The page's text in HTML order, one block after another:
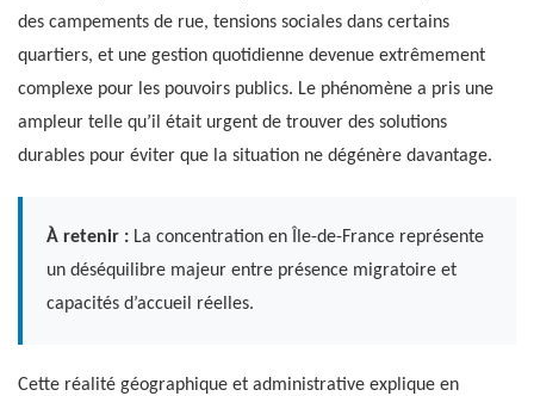
des campements de rue, tensions sociales dans certains
quartiers, et une gestion quotidienne devenue extrêmement
complexe pour les pouvoirs publics. Le phénomène a pris une
ampleur telle qu’il était urgent de trouver des solutions
durables pour éviter que la situation ne dégénère davantage.
À retenir : La concentration en Île-de-France représente
un déséquilibre majeur entre présence migratoire et
capacités d’accueil réelles.
Cette réalité géographique et administrative explique en